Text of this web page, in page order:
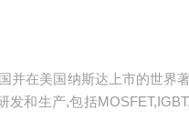
并在美国纳斯达上市的世界
和生产,包括